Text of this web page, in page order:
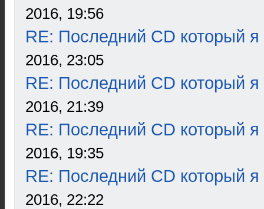
2016, 19:56
RE: Последний CD который я
2016, 23:05
RE: Последний CD который я
2016, 21:39
RE: Последний CD который я
2016, 19:35
RE: Последний CD который я
2016, 22:22